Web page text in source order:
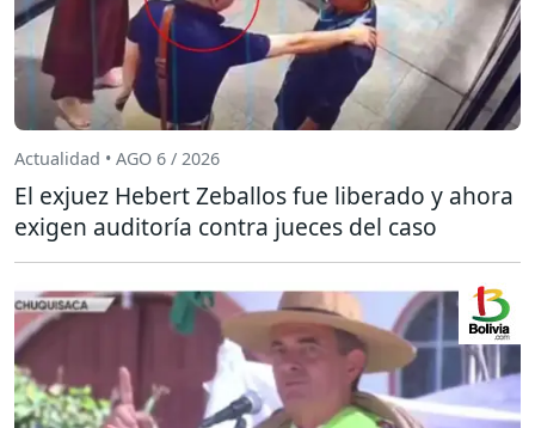
Actualidad • AGO 6 / 2026
El exjuez Hebert Zeballos fue liberado y ahora
exigen auditoría contra jueces del caso